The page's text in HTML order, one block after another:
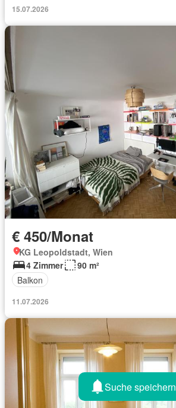
15.07.2026
€ 450/Monat
KG Leopoldstadt, Wien
4 Zimmer
90 m²
Balkon
11.07.2026
Suche speichern